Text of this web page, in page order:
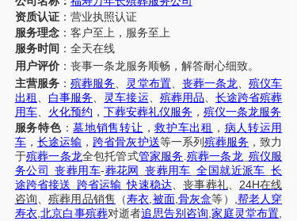
资质认证：营业执照认证
服务理念：客户至上，服务至上
服务时间 ：全天在线
用户评价：丧事一条龙服务顺畅，解答耐心细致。
主营服务 ：殡葬服务、 灵堂布置、 丧葬一条龙、殡仪车
出租 、 白事服务、 灵车接运、 殡葬用品、 长途跨省殡葬
用车、 火化预约 ， 下葬安葬礼仪服务 ， 殡仪一条龙服务
服务特色：墓地销售转让 ，救护车出租 ， 病人转运用
车， 长途运输 ，跨省骨灰护送等一系列 殡葬服务 ，致力
于殡葬一条龙全包托管式管家服务 .殡葬一条龙_ 殡仪服
务公司
_丧葬用车-葬花网 丧葬用车 全国就近派车 长
途跨省接送 跨省运输 _快速稳达、丧事葬礼、 24H在线
咨询、殡葬用品销售 （寿衣 被面, 骨灰盒等）
帮老人穿
寿衣 ,北京白事殡葬对逝者追思告别咨询 ,家庭灵堂布置